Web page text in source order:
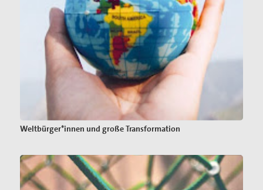
Weltbürger*innen und große Transformation